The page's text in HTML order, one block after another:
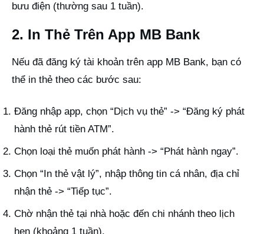
bưu điện (thường sau 1 tuần).
2. In Thẻ Trên App MB Bank
Nếu đã đăng ký tài khoản trên app MB Bank, bạn có
thể in thẻ theo các bước sau:
Đăng nhập app, chọn “Dịch vụ thẻ” -> “Đăng ký phát
hành thẻ rút tiền ATM”.
Chọn loại thẻ muốn phát hành -> “Phát hành ngay”.
Chọn “In thẻ vật lý”, nhập thông tin cá nhân, địa chỉ
nhận thẻ -> “Tiếp tục”.
Chờ nhận thẻ tại nhà hoặc đến chi nhánh theo lịch
hẹn (khoảng 1 tuần).